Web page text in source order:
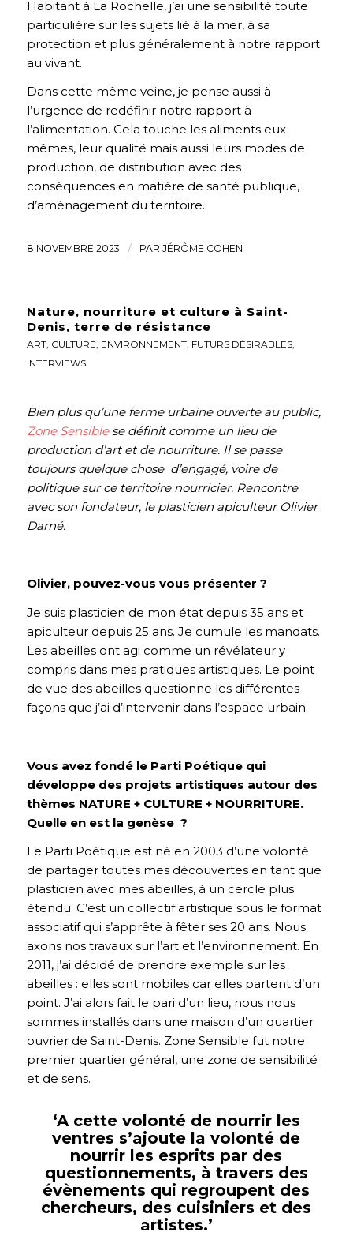
Habitant à La Rochelle, j’ai une sensibilité toute
particulière sur les sujets lié à la mer, à sa
protection et plus généralement à notre rapport
au vivant.
Dans cette même veine, je pense aussi à
l’urgence de redéfinir notre rapport à
l’alimentation. Cela touche les aliments eux-
mêmes, leur qualité mais aussi leurs modes de
production, de distribution avec des
conséquences en matière de santé publique,
d’aménagement du territoire.
8 NOVEMBRE 2023 / PAR JÉRÔME COHEN
Nature, nourriture et culture à Saint-
Denis, terre de résistance
ART, CULTURE, ENVIRONNEMENT, FUTURS DÉSIRABLES,
INTERVIEWS
Bien plus qu’une ferme urbaine ouverte au public,
Zone Sensiblese définit comme un lieu de
production d’art et de nourriture. Il se passe
toujours quelque chose d’engagé, voire de
politique sur ce territoire nourricier. Rencontre
avec son fondateur, le plasticien apiculteur Olivier
Darné.
Olivier, pouvez-vous vous présenter ?
Je suis plasticien de mon état depuis 35 ans et
apiculteur depuis 25 ans. Je cumule les mandats.
Les abeilles ont agi comme un révélateur y
compris dans mes pratiques artistiques. Le point
de vue des abeilles questionne les différentes
façons que j’ai d’intervenir dans l’espace urbain.
Vous avez fondé le Parti Poétique qui
développe des projets artistiques autour des
thèmes NATURE + CULTURE + NOURRITURE.
Quelle en est la genèse ?
Le Parti Poétique est né en 2003 d’une volonté
de partager toutes mes découvertes en tant que
plasticien avec mes abeilles, à un cercle plus
étendu. C’est un collectif artistique sous le format
associatif qui s’apprête à fêter ses 20 ans. Nous
axons nos travaux sur l’art et l’environnement. En
2011, j’ai décidé de prendre exemple sur les
abeilles : elles sont mobiles car elles partent d’un
point. J’ai alors fait le pari d’un lieu, nous nous
sommes installés dans une maison d’un quartier
ouvrier de Saint-Denis. Zone Sensible fut notre
premier quartier général, une zone de sensibilité
et de sens.
‘A cette volonté de nourrir les
ventres s’ajoute la volonté de
nourrir les esprits par des
questionnements, à travers des
évènements qui regroupent des
chercheurs, des cuisiniers et des
artistes.’